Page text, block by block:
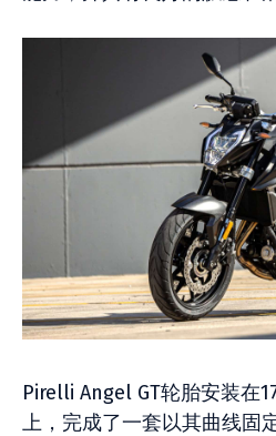
Pirelli Angel GT轮胎安装在
上，完成了一套以其曲线固